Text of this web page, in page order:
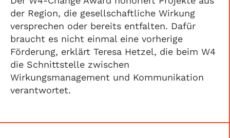
der Region, die gesellschaftliche Wirkung
versprechen oder bereits entfalten. Dafür
braucht es nicht einmal eine vorherige
Förderung, erklärt Teresa Hetzel, die beim W4
die Schnittstelle zwischen
Wirkungsmanagement und Kommunikation
verantwortet.